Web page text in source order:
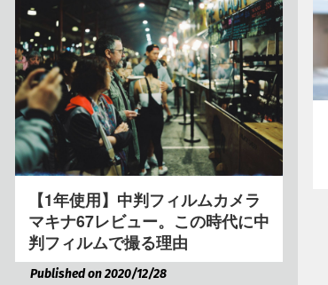
【1年使用】中判フィルムカメラ
マキナ67レビュー。この時代に中
判フィルムで撮る理由
Published on 2020/12/28